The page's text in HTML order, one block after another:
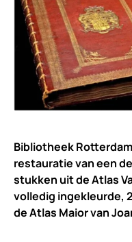
Bibliotheek
restauratie van een
stukken uit de Atlas
volledig ingekleurde,
de Atlas Maior van